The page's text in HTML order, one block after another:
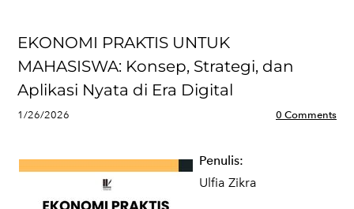
EKONOMI PRAKTIS UNTUK
MAHASISWA: Konsep, Strategi, dan
Aplikasi Nyata di Era Digital
1/26/2026 0 Comments
Penulis:
Ulfia Zikra